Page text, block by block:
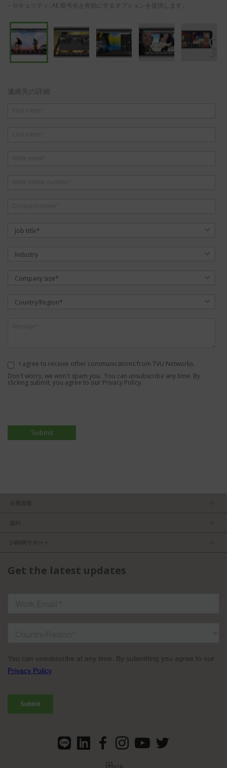
– セキュリティ: AE 暗号化を有効にするオプションを提供します。
連絡先の詳細
Job title*
Industry
Company size*
Country/Region*
I agree to receive other communications from TVU Networks.
Don't worry, we won't spam you. You can unsubscribe any time. By
clicking submit, you agree to our Privacy Policy.
企業情報
求人
規約
ISO認証
24時間サポート
お問い合わせ
Get the latest updates